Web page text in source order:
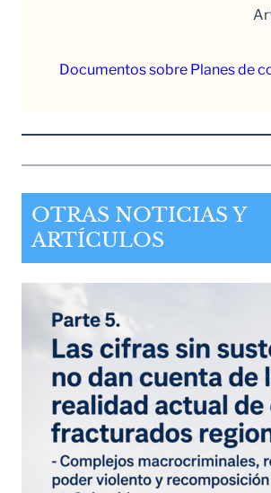
Documentos sobre Planes de
OTRAS NOTICIAS Y
ARTÍCULOS